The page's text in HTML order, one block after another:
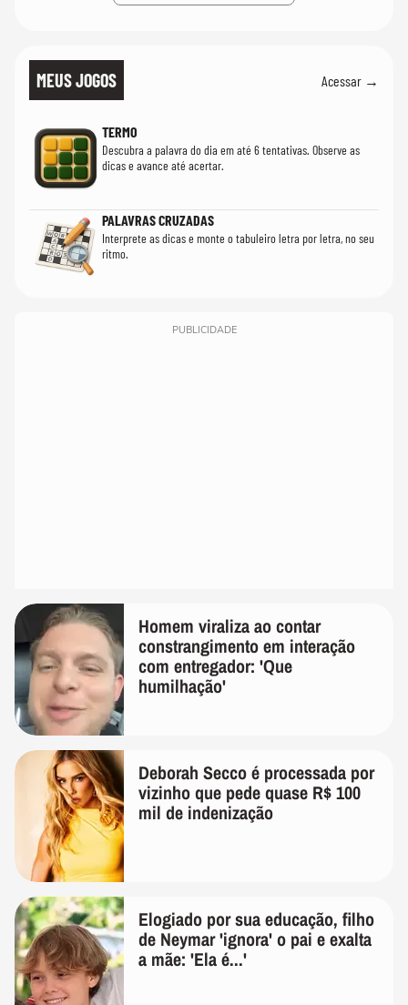
MEUS JOGOS Acessar →
TERMO
Descubra a palavra do dia em até 6 tentativas. Observe as
dicas e avance até acertar.
PALAVRAS CRUZADAS
Interprete as dicas e monte o tabuleiro letra por letra, no seu
ritmo.
PUBLICIDADE
Homem viraliza ao contar
constrangimento em interação
com entregador: 'Que
humilhação'
Deborah Secco é processada por
vizinho que pede quase R$ 100
mil de indenização
Elogiado por sua educação, filho
de Neymar 'ignora' o pai e exalta
a mãe: 'Ela é...'